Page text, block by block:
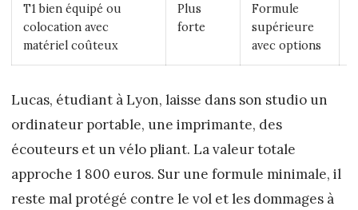
T1 bien équipé ou
colocation avec
matériel coûteux
Plus
forte
Formule
supérieure
avec options
Lucas, étudiant à Lyon, laisse dans son studio un
ordinateur portable, une imprimante, des
écouteurs et un vélo pliant. La valeur totale
approche 1 800 euros. Sur une formule minimale, il
reste mal protégé contre le vol et les dommages à